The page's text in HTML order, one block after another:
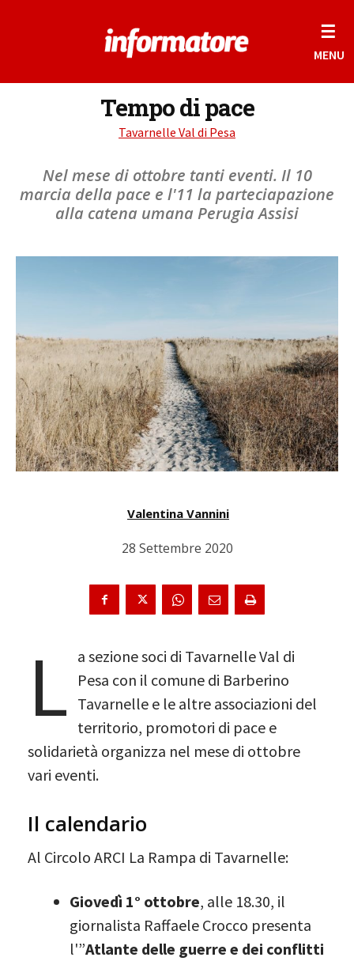
☰
MENU
Tempo di pace
Tavarnelle Val di Pesa
Nel mese di ottobre tanti eventi. Il 10
marcia della pace e l'11 la parteciapazione
alla catena umana Perugia Assisi
Valentina Vannini
28 Settembre 2020
L a sezione soci di Tavarnelle Val di
Pesa con il comune di Barberino
Tavarnelle e le altre associazioni del
territorio, promotori di pace e
solidarietà organizza nel mese di ottobre
vari eventi.
Il calendario
Al Circolo ARCI La Rampa di Tavarnelle:
Giovedì 1° ottobre, alle 18.30, il
giornalista Raffaele Crocco presenta
l'”Atlante delle guerre e dei conflitti